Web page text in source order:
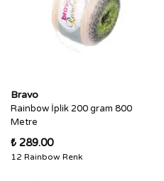
Bravo
Rainbow İplik 200 gram 800
Metre
₺ 289.00
12 Rainbow Renk